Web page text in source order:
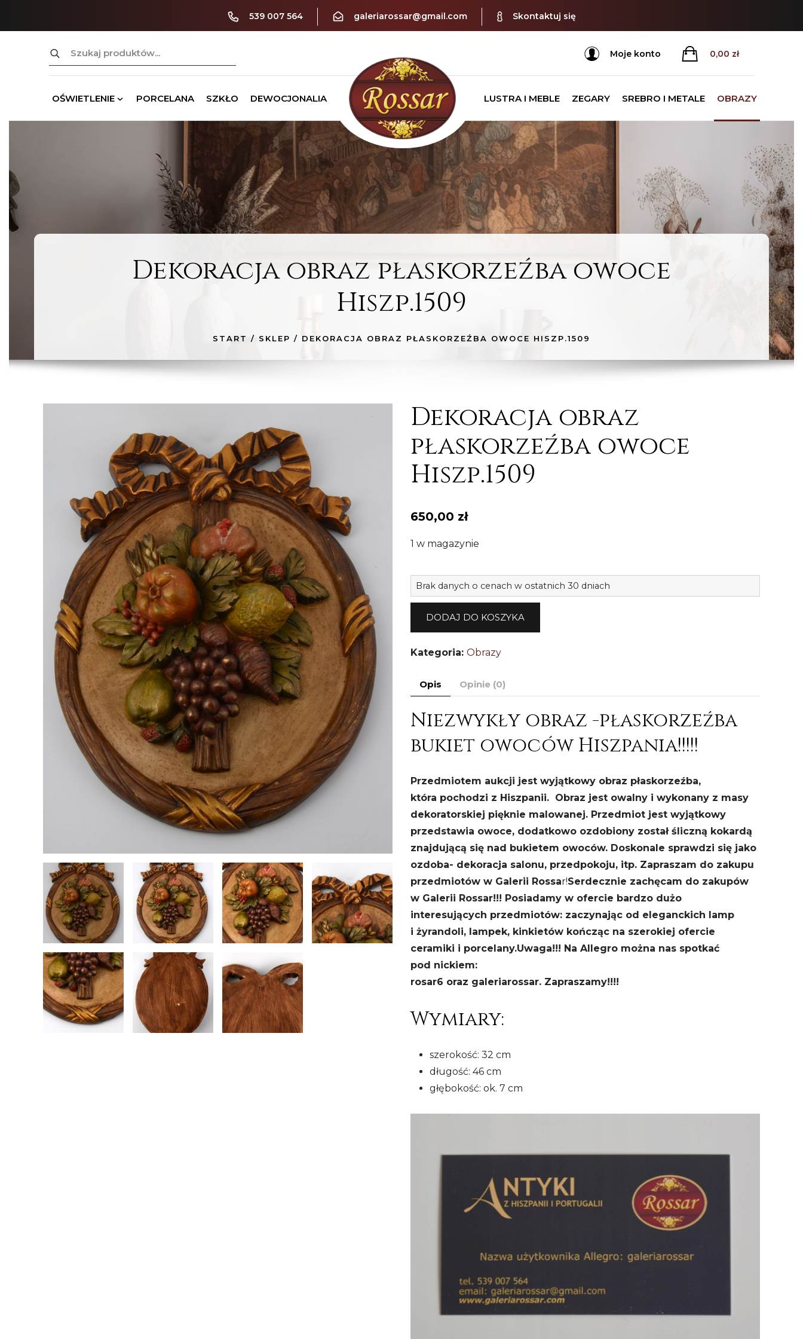
539 007 564 galeriarossar@gmail.com Skontaktuj się
Szukaj: Moje konto 0,00 zł
OŚWIETLENIE PORCELANA SZKŁO DEWOCJONALIA LUSTRA I MEBLE ZEGARY SREBRO I METALE OBRAZY
Dekoracja obraz płaskorzeźba owoce
Hiszp.1509
START / SKLEP / DEKORACJA OBRAZ PŁASKORZEŹBA OWOCE HISZP.1509
Dekoracja obraz
płaskorzeźba owoce
Hiszp.1509
650,00 zł
1 w magazynie
Brak danych o cenach w ostatnich 30 dniach
ilość
DODAJ DO KOSZYKA
Kategoria: Obrazy
Opis Opinie (0)
Niezwykły obraz -płaskorzeźba
bukiet owoców Hiszpania!!!!!
Przedmiotem aukcji jest wyjątkowy obraz płaskorzeźba,
która pochodzi z Hiszpanii. Obraz jest owalny i wykonany z masy
dekoratorskiej pięknie malowanej. Przedmiot jest wyjątkowy
przedstawia owoce, dodatkowo ozdobiony został śliczną kokardą
znajdującą się nad bukietem owoców. Doskonale sprawdzi się jako
ozdoba- dekoracja salonu, przedpokoju, itp. Zapraszam do zakupu
przedmiotów w Galerii Rossar!Serdecznie zachęcam do zakupów
w Galerii Rossar!!! Posiadamy w ofercie bardzo dużo
interesujących przedmiotów: zaczynając od eleganckich lamp
i żyrandoli, lampek, kinkietów kończąc na szerokiej ofercie
ceramiki i porcelany.Uwaga!!! Na Allegro można nas spotkać
pod nickiem:
rosar6 oraz galeriarossar. Zapraszamy!!!!
Wymiary:
szerokość: 32 cm
długość: 46 cm
głębokość: ok. 7 cm